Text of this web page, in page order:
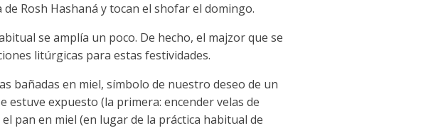
Rosh Hashaná y tocan el shofar el domingo.
se amplía un poco. De hecho, el majzor que se
litúrgicas para estas festividades.
bañadas en miel, símbolo de nuestro deseo de un
estuve expuesto (la primera: encender velas de
pan en miel (en lugar de la práctica habitual de